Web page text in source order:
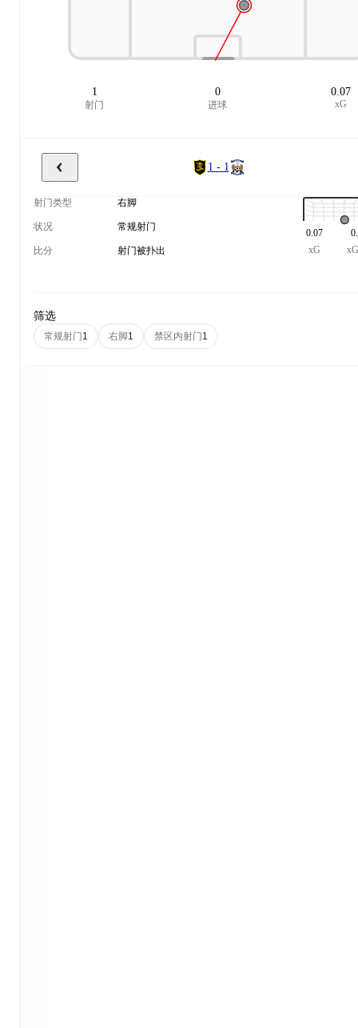
1
射门
0
进球
0.07
xG
1 - 1
射门类型 右脚
状况 常规射门
比分 射门被扑出
0.07
xG
筛选
常规射门1 右脚1 禁区内射门1